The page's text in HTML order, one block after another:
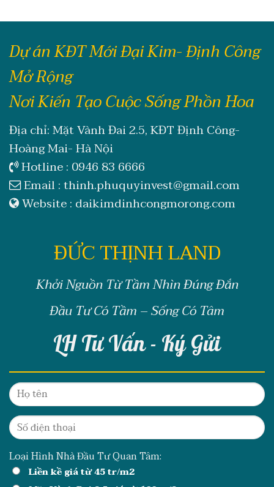
Dự án KĐT Mới Đại Kim- Định Công
Mở Rộng
Nơi Kiến Tạo Cuộc Sống Phồn Hoa
Địa chỉ: Mặt Vành Đai 2.5, KĐT Định Công-
Hoàng Mai- Hà Nội
Hotline : 0946 83 6666
Email :thinh.phuquyinvest@gmail.com
Website : daikimdinhcongmorong.com
ĐỨC THỊNH LAND
Khởi Nguồn Từ Tầm Nhìn Đúng Đắn
Đầu Tư Có Tầm – Sống Có Tâm
LH Tư Vấn - Ký Gửi
Loại Hình Nhà Đầu Tư Quan Tâm:
Liền kề giá từ 45 tr/m2